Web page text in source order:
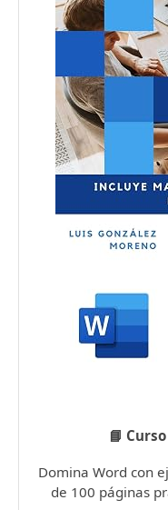
📘
Domina Word con
de 100 páginas